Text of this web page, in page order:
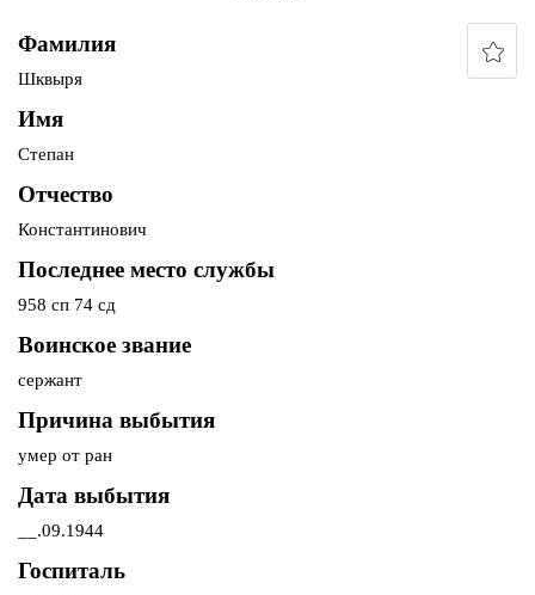
Фамилия
Шквыря
Имя
Степан
Отчество
Константинович
Последнее место службы
958 сп 74 сд
Воинское звание
сержант
Причина выбытия
умер от ран
Дата выбытия
__.09.1944
Госпиталь